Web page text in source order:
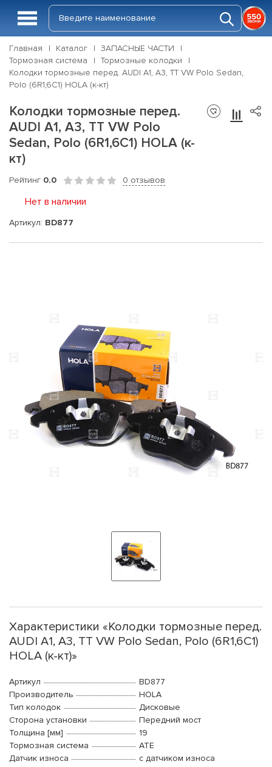
Главная Каталог
ЗАПАСНЫЕ ЧАСТИ
Тормозная система
Тормозные колодки
Колодки тормозные перед. AUDI A1, A3, TT VW Polo Sedan,
Polo (6R1,6C1) HOLA (к-кт)
Колодки тормозные перед.
AUDI A1, A3, TT VW Polo
Sedan, Polo (6R1,6C1) HOLA (к-
кт)
Рейтинг 0.0 0 отзывов
Нет в наличии
Артикул: BD877
Характеристики «Колодки тормозные перед.
AUDI A1, A3, TT VW Polo Sedan, Polo (6R1,6C1)
HOLA (к-кт)»
Артикул
BD877
Производитель
HOLA
Тип колодок
Дисковые
Сторона установки
Передний мост
Толщина [мм]
19
Тормозная система
ATE
Датчик износа
с датчиком износа